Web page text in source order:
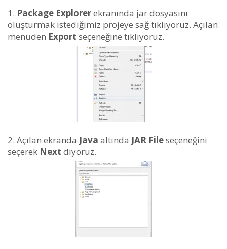
Package Explorerekranında jar dosyasını
oluşturmak istediğimiz projeye sağ tıklıyoruz. Açılan
menüden Export seçeneğine tıklıyoruz.
Açılan ekranda Java altında JAR Fileseçeneğini
seçerek Next diyoruz.